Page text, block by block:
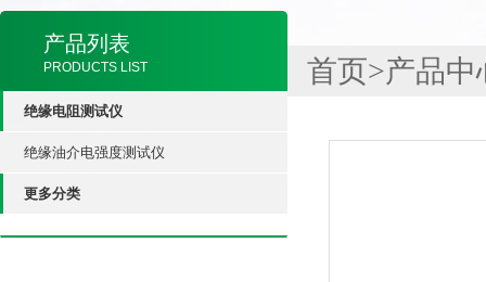
产品列表
PRODUCTS LIST
绝缘电阻测试仪
绝缘油介电强度测试仪
更多分类
首页>产品中